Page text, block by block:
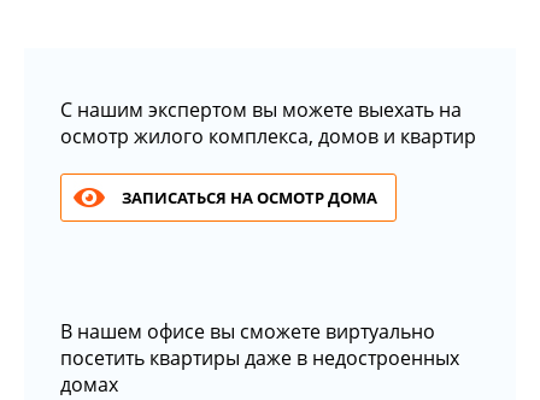
С нашим экспертом вы можете выехать на
осмотр жилого комплекса, домов и квартир
ЗАПИСАТЬСЯ НА ОСМОТР ДОМА
В нашем офисе вы сможете виртуально
посетить квартиры даже в недостроенных
домах